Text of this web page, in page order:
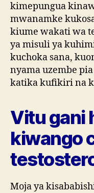
kimepungua
mwanamke
kiume wakati wa
ya misuli ya
kuchoka sana,
nyama uzembe
katika kufikiri na
Vitu gani
kiwango
Moja ya